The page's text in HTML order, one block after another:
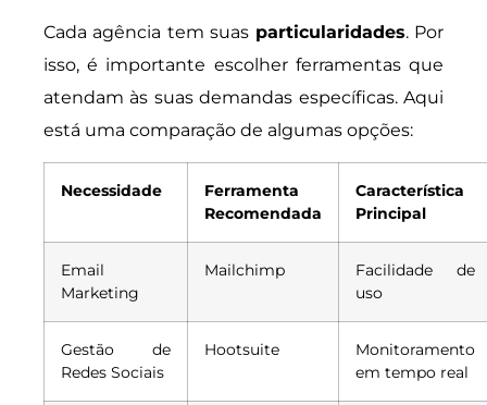
Cada agência tem suas particularidades. Por
isso, é importante escolher ferramentas que
atendam às suas demandas específicas. Aqui
está uma comparação de algumas opções:
Necessidade
Ferramenta
Recomendada
Característica
Principal
Email
Marketing
Mailchimp
Facilidade de
uso
Gestão de
Redes Sociais
Hootsuite
Monitoramento
em tempo real